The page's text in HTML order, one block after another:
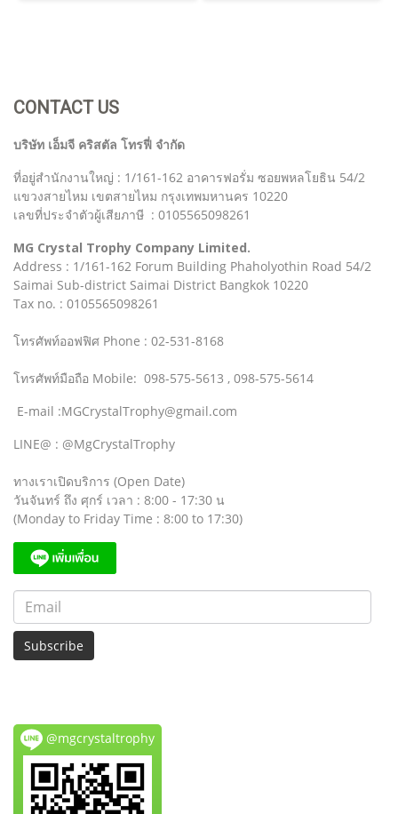
CONTACT US
บริษัท เอ็มจี คริสตัล โทรฟี่ จำกัด
ที่อยู่สำนักงานใหญ่ : 1/161-162 อาคารฟอรั่ม ซอยพหลโยธิน 54/2
แขวงสายไหม เขตสายไหม กรุงเทพมหานคร 10220
เลขที่ประจำตัวผู้เสียภาษี : 0105565098261
MG Crystal Trophy Company Limited.
Address : 1/161-162 Forum Building Phaholyothin Road 54/2
Saimai Sub-district Saimai District Bangkok 10220
Tax no. : 0105565098261
โทรศัพท์ออฟฟิศ Phone : 02-531-8168
โทรศัพท์มือถือ Mobile: 098-575-5613 , 098-575-5614
E-mail :MGCrystalTrophy@gmail.com
LINE@ : @MgCrystalTrophy
ทางเราเปิดบริการ (Open Date)
วันจันทร์ ถึง ศุกร์ เวลา : 8:00 - 17:30 น
(Monday to Friday Time : 8:00 to 17:30)
Subscribe
@mgcrystaltrophy